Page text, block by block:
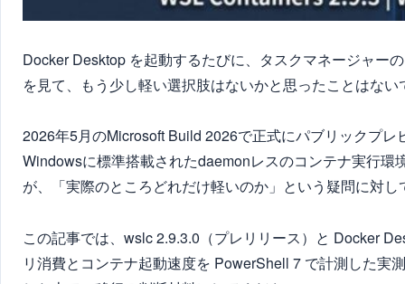
Docker Desktop を起動するたびに、タスクマネージャー
を見て、もう少し軽い選択肢はないかと思ったことはない
2026年5月のMicrosoft Build 2026で正式にパブリックプ
Windowsに標準搭載されたdaemonレスのコンテナ実行
が、「実際のところどれだけ軽いのか」という疑問に対
この記事では、wslc 2.9.3.0（プレリリース）と Docker
リ消費とコンテナ起動速度を PowerShell 7 で計測した